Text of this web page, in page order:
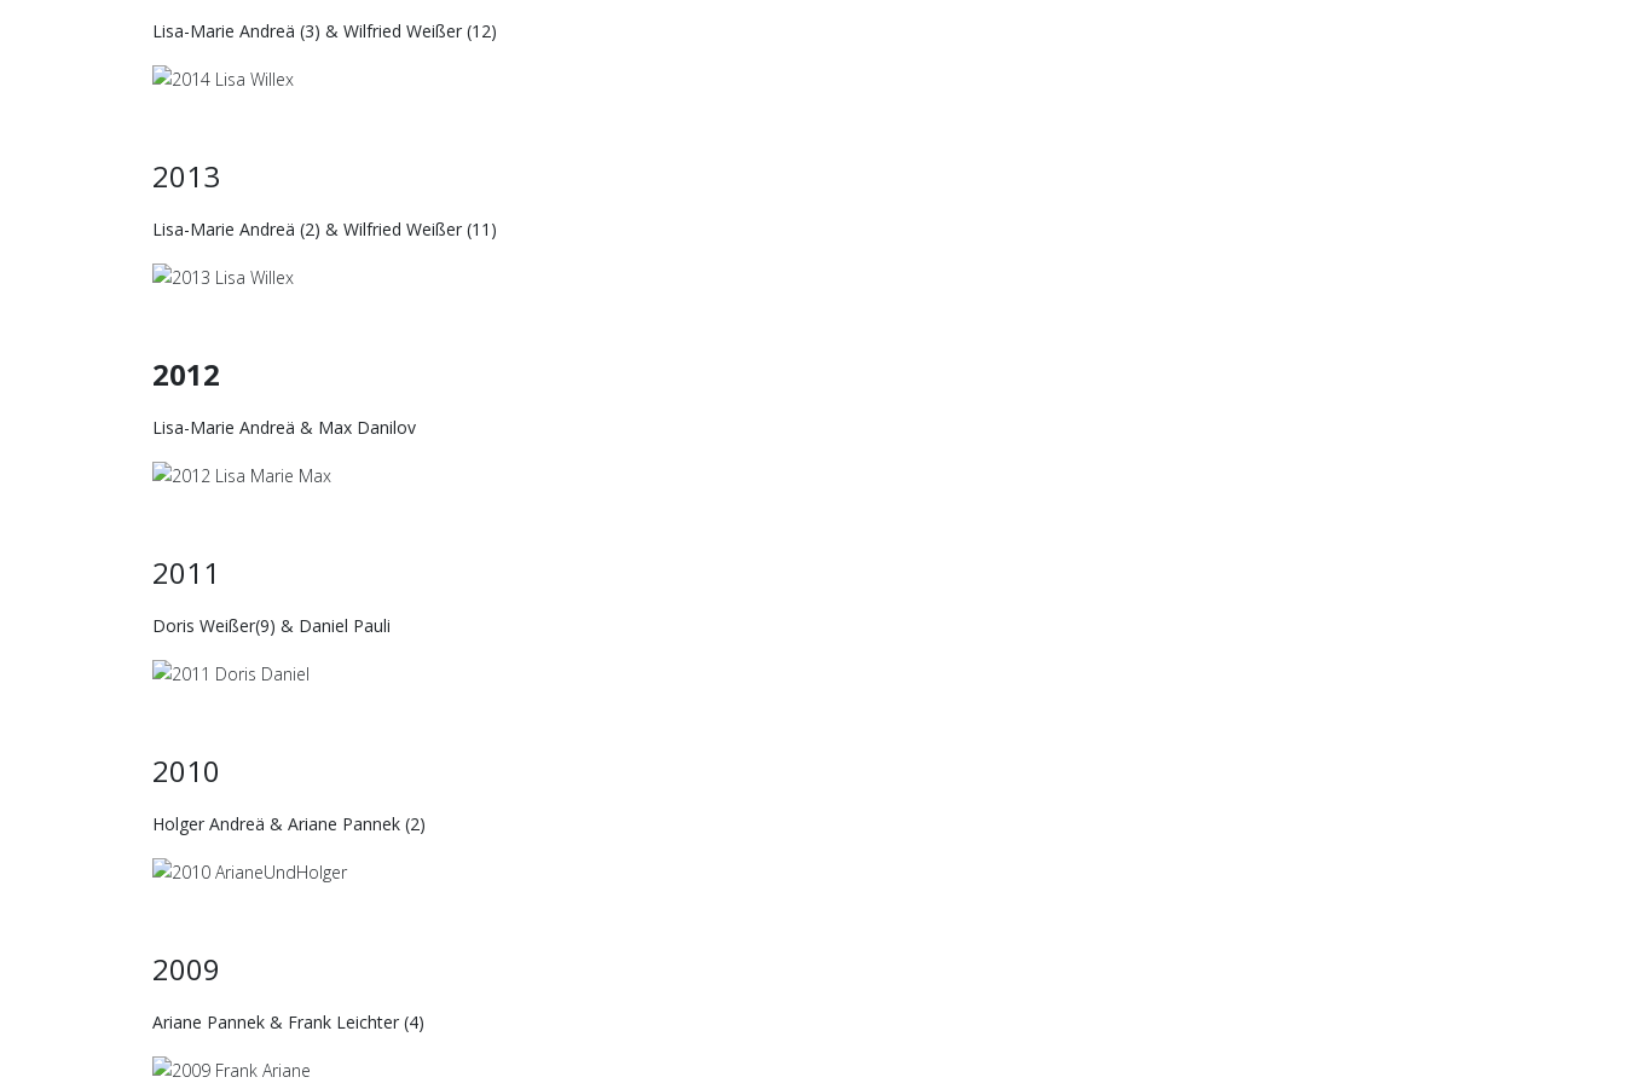
Lisa-Marie Andreä (3) & Wilfried Weißer (12)
2013
Lisa-Marie Andreä (2) & Wilfried Weißer (11)
2012
Lisa-Marie Andreä & Max Danilov
2011
Doris Weißer(9) & Daniel Pauli
2010
Holger Andreä & Ariane Pannek (2)
2009
Ariane Pannek & Frank Leichter (4)